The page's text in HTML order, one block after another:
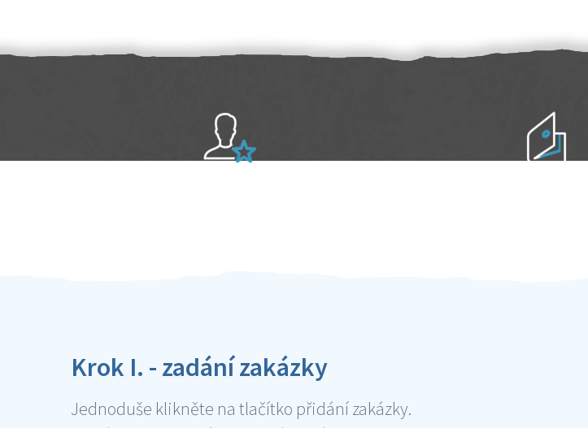
Krok I. - zadání zakázky
Jednoduše klikněte na tlačítko přidání zakázky.